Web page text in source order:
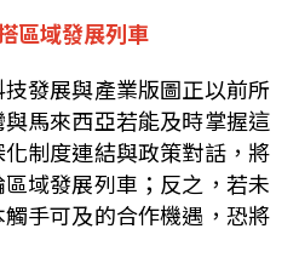
區域發展列車
發展與產業版圖正以前所
馬來西亞若能及時掌握這
制度連結與政策對話，將
域發展列車；反之，若未
手可及的合作機遇，恐將